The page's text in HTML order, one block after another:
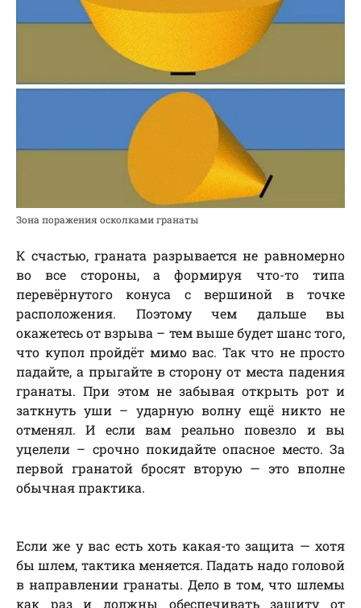
Зона поражения осколками гранаты
К счастью, граната разрывается не равномерно
во все стороны, а формируя что-то типа
перевёрнутого конуса с вершиной в точке
расположения. Поэтому чем дальше вы
окажетесь от взрыва – тем выше будет шанс того,
что купол пройдёт мимо вас. Так что не просто
падайте, а прыгайте в сторону от места падения
гранаты. При этом не забывая открыть рот и
заткнуть уши – ударную волну ещё никто не
отменял. И если вам реально повезло и вы
уцелели – срочно покидайте опасное место. За
первой гранатой бросят вторую — это вполне
обычная практика.
Если же у вас есть хоть какая-то защита — хотя
бы шлем, тактика меняется. Падать надо головой
в направлении гранаты. Дело в том, что шлемы
как раз и должны обеспечивать защиту от